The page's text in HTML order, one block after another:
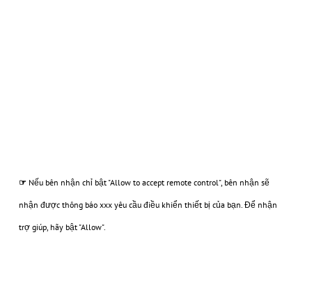
☞ Nếu bên nhận chỉ bật "Allow to accept remote control", bên nhận sẽ
nhận được thông báo xxx yêu cầu điều khiển thiết bị của bạn. Để nhận
trợ giúp, hãy bật "Allow".